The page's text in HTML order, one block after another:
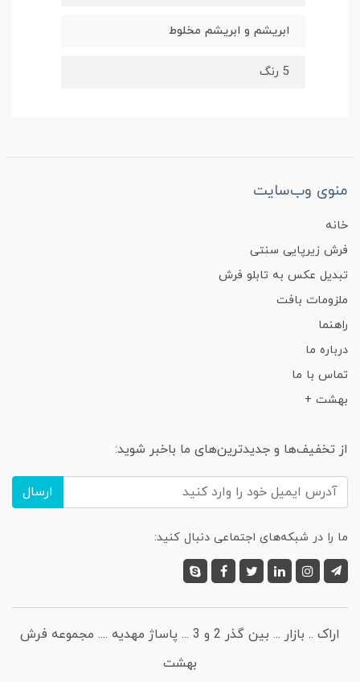
ابریشم و ابریشم مخلوط
5 رنگ
منوی وب‌سایت
خانه
فرش زیرپایی سنتی
تبدیل عکس به تابلو فرش
ملزومات بافت
راهنما
درباره ما
تماس با ما
بهشت +
از تخفیف‌ها و جدیدترین‌های ما باخبر شوید:
ارسال
ما را در شبکه‌های اجتماعی دنبال کنید:
اراک .. بازار ... بین گذر 2 و 3 ... پاساژ مهدیه .... مجموعه فرش
بهشت